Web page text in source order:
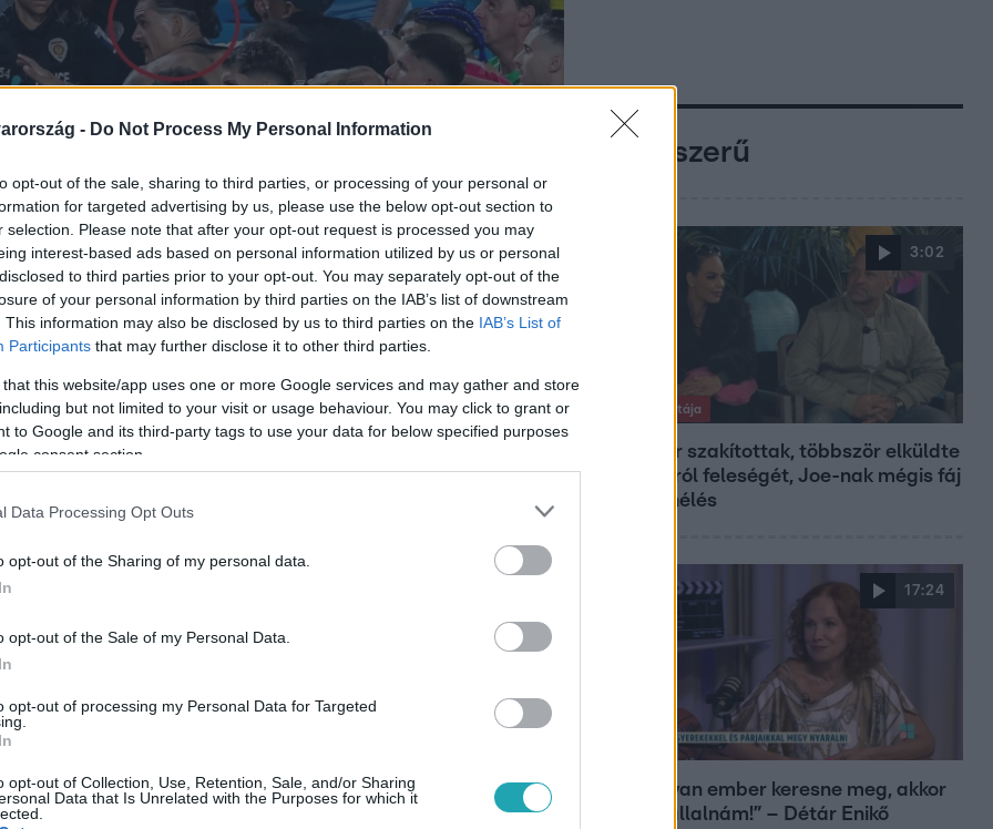
- Do Not Process My Personal Information
opt-out of the sale, sharing to third parties, or processing of your personal or
for targeted advertising by us, please use the below opt-out section to
selection. Please note that after your opt-out request is processed you may
interest-based ads based on personal information utilized by us or personal
to third parties prior to your opt-out. You may separately opt-out of the
of your personal information by third parties on the IAB’s list of downstream
This information may also be disclosed by us to third parties on the IAB’s List of
Participants that may further disclose it to other third parties.
that this website/app uses one or more Google services and may gather and store
but not limited to your visit or usage behaviour. You may click to grant or
to Google and its third-party tags to use your data for below specified purposes
consent section.
Data Processing Opt Outs
opt-out of the Sharing of my personal data.
opt-out of the Sale of my Personal Data.
opt-out of processing my Personal Data for Targeted
opt-out of Collection, Use, Retention, Sale, and/or Sharing
Data that Is Unrelated with the Purposes for which it
bunyózni a szurkolókkal a magyar idő
Copa América elődöntő után. A meccs
a közönség soraiban
néhány szurkoló ezt úgy értelmezte,
közelről is inzultálni a játékosokat.
szét a feleket. A bunyót a fenti képre
Népszerű
3:02
Exek csatája
47-szer szakítottak, többször elküldte
otthonról feleségét, Joe-nak mégis fáj
a különélés
17:24
„Ha olyan ember keresne meg, akkor
sem vállalnám!” – Détár Enikő